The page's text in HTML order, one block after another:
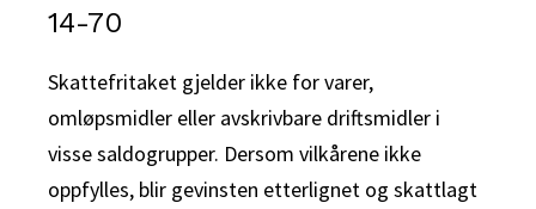
14-70
Skattefritaket gjelder ikke for varer,
omløpsmidler eller avskrivbare driftsmidler i
visse saldogrupper. Dersom vilkårene ikke
oppfylles, blir gevinsten etterlignet og skattlagt